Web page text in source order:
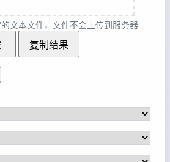
文本文件，文件不会上传到服务器
复制结果